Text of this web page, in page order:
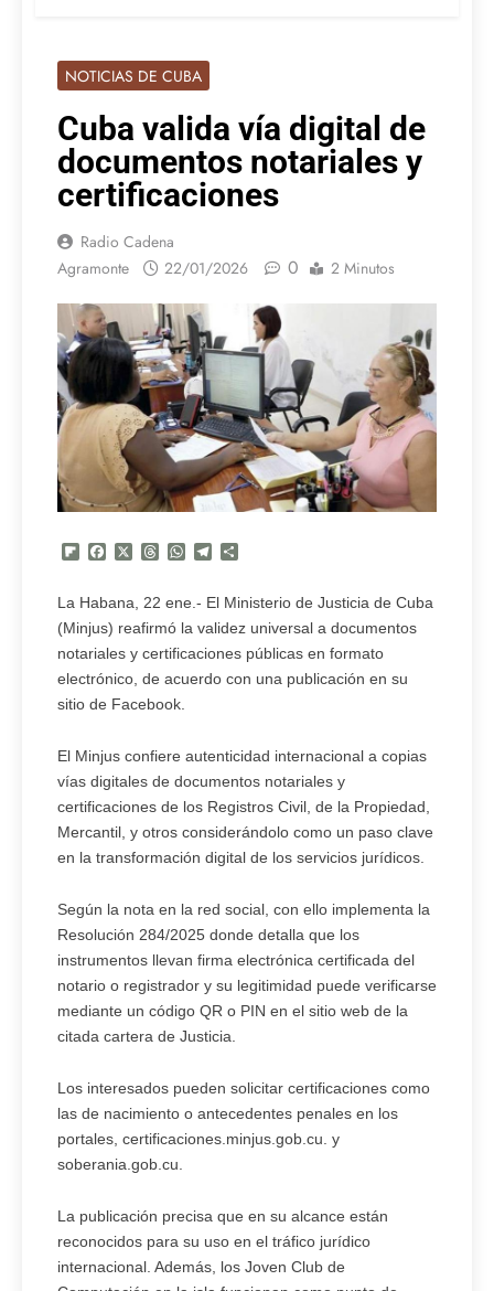
NOTICIAS DE CUBA
Cuba valida vía digital de
documentos notariales y
certificaciones
Radio Cadena
Agramonte
22/01/2026 0 2 Minutos
Flipboard
FacebookThreadsWhatsApp
Telegram
La Habana, 22 ene.- El Ministerio de Justicia de Cuba
(Minjus) reafirmó la validez universal a documentos
notariales y certificaciones públicas en formato
electrónico, de acuerdo con una publicación en su
sitio de Facebook.
El Minjus confiere autenticidad internacional a copias
vías digitales de documentos notariales y
certificaciones de los Registros Civil, de la Propiedad,
Mercantil, y otros considerándolo como un paso clave
en la transformación digital de los servicios jurídicos.
Según la nota en la red social, con ello implementa la
Resolución 284/2025 donde detalla que los
instrumentos llevan firma electrónica certificada del
notario o registrador y su legitimidad puede verificarse
mediante un código QR o PIN en el sitio web de la
citada cartera de Justicia.
Los interesados pueden solicitar certificaciones como
las de nacimiento o antecedentes penales en los
portales, certificaciones.minjus.gob.cu. y
soberania.gob.cu.
La publicación precisa que en su alcance están
reconocidos para su uso en el tráfico jurídico
internacional. Además, los Joven Club de